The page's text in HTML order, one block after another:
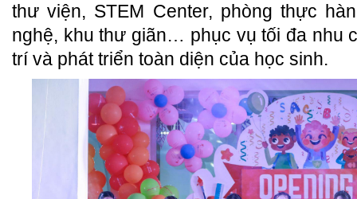
thư viện, STEM Center, phòng thực
nghệ, khu thư giãn… phục vụ tối đa nhu
trí và phát triển toàn diện của học sinh.